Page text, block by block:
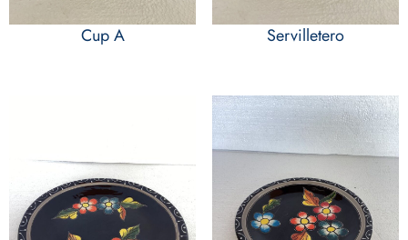
Cup A Servilletero